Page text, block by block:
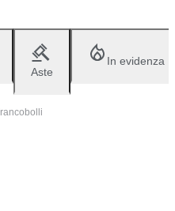
Aste
In evidenza